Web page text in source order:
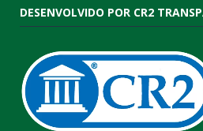
DESENVOLVIDO POR CR2